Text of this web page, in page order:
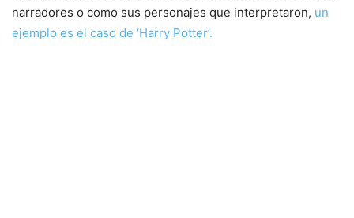
narradores o como sus personajes que interpretaron, un
ejemplo es el caso de ‘Harry Potter’.